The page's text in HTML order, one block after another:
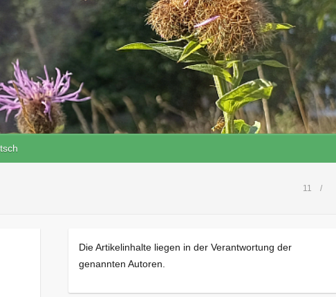
11
Die Artikelinhalte liegen in der Verantwortung der
genannten Autoren.